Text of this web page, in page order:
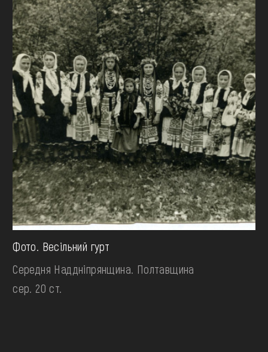
Фото. Весільний гурт
Середня Наддніпрянщина. Полтавщина
сер. 20 ст.